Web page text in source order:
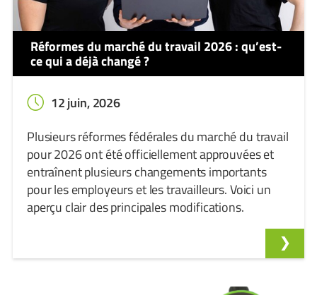
Réformes du marché du travail 2026 : qu’est-
ce qui a déjà changé ?
12 juin, 2026
Plusieurs réformes fédérales du marché du travail
pour 2026 ont été officiellement approuvées et
entraînent plusieurs changements importants
pour les employeurs et les travailleurs. Voici un
aperçu clair des principales modifications.